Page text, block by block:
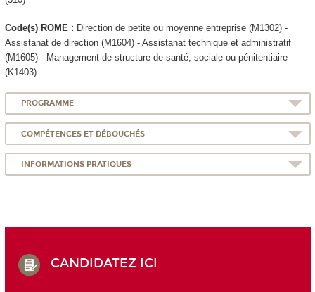
Code(s) ROME : Direction de petite ou moyenne entreprise (M1302) -
Assistanat de direction (M1604) - Assistanat technique et administratif
(M1605) - Management de structure de santé, sociale ou pénitentiaire
(K1403)
PROGRAMME
COMPÉTENCES ET DÉBOUCHÉS
INFORMATIONS PRATIQUES
CANDIDATEZ ICI